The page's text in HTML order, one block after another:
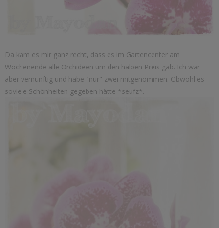
Da kam es mir ganz recht, dass es im Gartencenter am
Wochenende alle Orchideen um den halben Preis gab. Ich war
aber vernünftig und habe "nur" zwei mitgenommen. Obwohl es
soviele Schönheiten gegeben hätte *seufz*.